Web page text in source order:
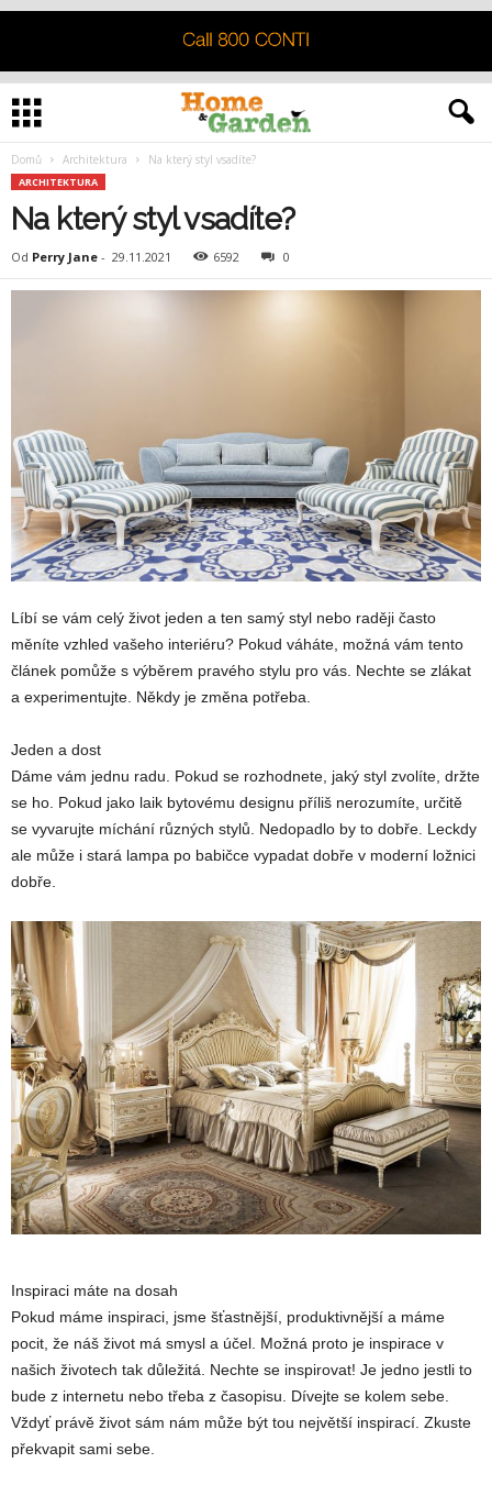
Domů Architektura Na který styl vsadíte?
ARCHITEKTURA
Na který styl vsadíte?
Od Perry Jane - 29.11.2021 6592 0
Líbí se vám celý život jeden a ten samý styl nebo raději často
měníte vzhled vašeho interiéru? Pokud váháte, možná vám tento
článek pomůže s výběrem pravého stylu pro vás. Nechte se zlákat
a experimentujte. Někdy je změna potřeba.
Jeden a dost
Dáme vám jednu radu. Pokud se rozhodnete, jaký styl zvolíte, držte
se ho. Pokud jako laik bytovému designu příliš nerozumíte, určitě
se vyvarujte míchání různých stylů. Nedopadlo by to dobře. Leckdy
ale může i stará lampa po babičce vypadat dobře v moderní ložnici
dobře.
Inspiraci máte na dosah
Pokud máme inspiraci, jsme šťastnější, produktivnější a máme
pocit, že náš život má smysl a účel. Možná proto je inspirace v
našich životech tak důležitá. Nechte se inspirovat! Je jedno jestli to
bude z internetu nebo třeba z časopisu. Dívejte se kolem sebe.
Vždyť právě život sám nám může být tou největší inspirací. Zkuste
překvapit sami sebe.